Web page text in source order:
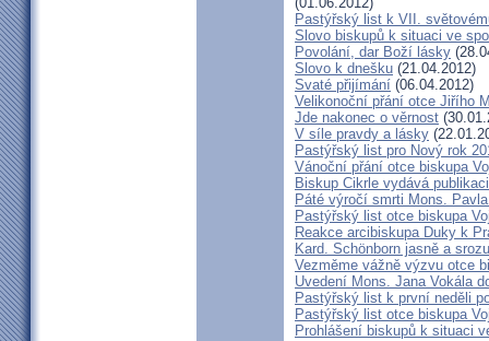
Pastýřský list k VII.
Slovo biskupů k situaci ve
Povolání, dar Boží lásky
Slovo k dnešku (21.04.2012)
Svaté přijímání (06.04.2012)
Velikonoční přání otce Jiřího
Jde nakonec o věrnost
V síle pravdy a lásky
Pastýřský list pro Nový rok
Vánoční přání otce biskupa
Biskup Cikrle vydává
Páté výročí smrti Mons.
Pastýřský list otce biskupa
Reakce arcibiskupa Duky k
Kard. Schönborn jasně a
Vezměme vážně výzvu otce
Uvedení Mons. Jana Vokála
Pastýřský list k první neděli
Pastýřský list otce biskupa
Prohlášení biskupů k situaci